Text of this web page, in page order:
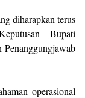
diharapkan terus
Bupati
Penanggungjawab
operasional